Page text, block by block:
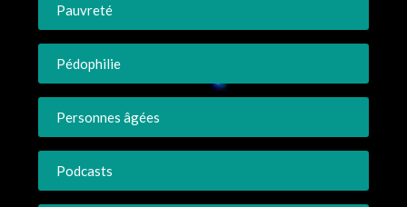
Pauvreté
Pédophilie
Personnes âgées
Podcasts